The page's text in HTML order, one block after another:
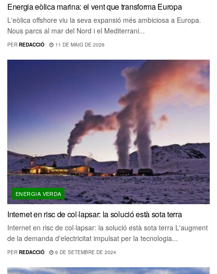
Energia eòlica marina: el vent que transforma Europa
L'eòlica offshore viu la seva expansió més ambiciosa a Europa.
Nous parcs al mar del Nord i el Mediterrani...
PER REDACCIÓ 11 DE MAIG DE 2026
ENERGIA VERDA
Internet en risc de col·lapsar: la solució està sota terra
Internet en risc de col·lapsar: la solució està sota terra L'augment
de la demanda d'electricitat impulsat per la tecnologia...
PER REDACCIÓ 6 DE SETEMBRE DE 2024